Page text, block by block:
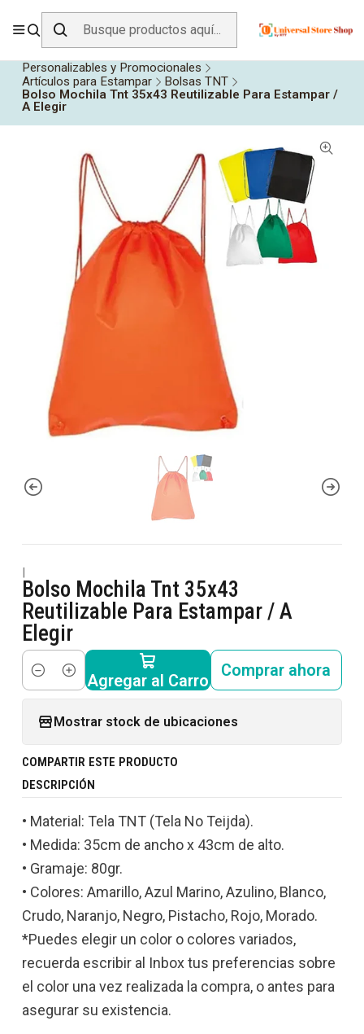
ENVÍO GRATIS SOBRE$19.990EN ZONA CENTRO
Personalizables y Promocionales
Artículos para Estampar
Bolsas TNT
Bolso Mochila Tnt 35x43 Reutilizable Para Estampar /
A Elegir
|
Bolso Mochila Tnt 35x43
Reutilizable Para Estampar / A
Elegir
Cantidad Agregar al Carro
Comprar ahora
Mostrar stock de ubicaciones
COMPARTIR ESTE PRODUCTO
DESCRIPCIÓN
• Material: Tela TNT (Tela No Teijda).
• Medida: 35cm de ancho x 43cm de alto.
• Gramaje: 80gr.
• Colores: Amarillo, Azul Marino, Azulino, Blanco,
Crudo, Naranjo, Negro, Pistacho, Rojo, Morado.
*Puedes elegir un color o colores variados,
recuerda escribir al Inbox tus preferencias sobre
el color una vez realizada la compra, o antes para
asegurar su existencia.